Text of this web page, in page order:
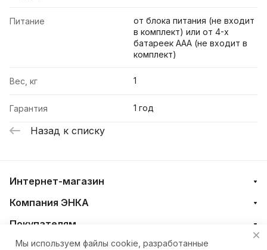
Питание
от блока питания (не входит
в комплект) или от 4-х
батареек AAA (не входит в
комплект)
Вес, кг 1
Гарантия 1 год
Назад к списку
Интернет-магазин
Компания ЭНКА
Покупателям
Мы используем файлы cookie, разработанные